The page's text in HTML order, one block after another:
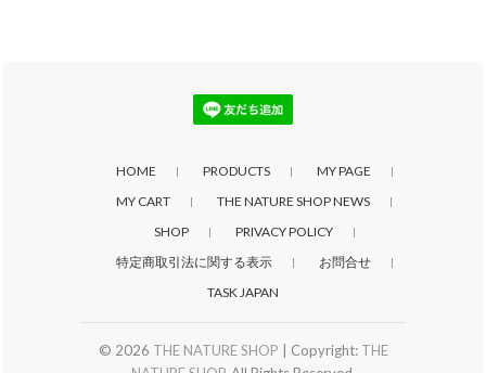
HOME PRODUCTS
MY PAGE
MY CART
THE NATURE SHOP NEWS
SHOP
PRIVACY POLICY
特定商取引法に関する表示
お問合せ
TASK JAPAN
© 2026 THE NATURE SHOP | Copyright: THE